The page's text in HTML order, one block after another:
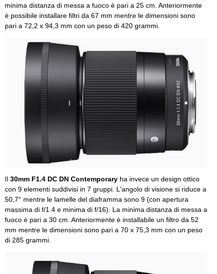
minima distanza di messa a fuoco è pari a 25 cm. Anteriormente
è possibile installare filtri da 67 mm mentre le dimensioni sono
pari a 72,2 x 94,3 mm con un peso di 420 grammi.
Il 30mm F1.4 DC DN Contemporary ha invece un design ottico
con 9 elementi suddivisi in 7 gruppi. L'angolo di visione si riduce a
50,7° mentre le lamelle del diaframma sono 9 (con apertura
massima di f/1.4 e minima di f/16). La minima distanza di messa a
fuoco è pari a 30 cm. Anteriormente è installabile un filtro da 52
mm mentre le dimensioni sono pari a 70 x 75,3 mm con un peso
di 285 grammi.